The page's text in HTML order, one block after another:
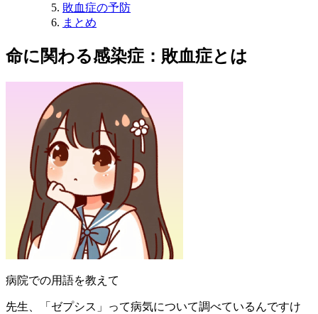
敗血症の予防
まとめ
命に関わる感染症：敗血症とは
病院での用語を教えて
先生、「ゼプシス」って病気について調べているんですけ